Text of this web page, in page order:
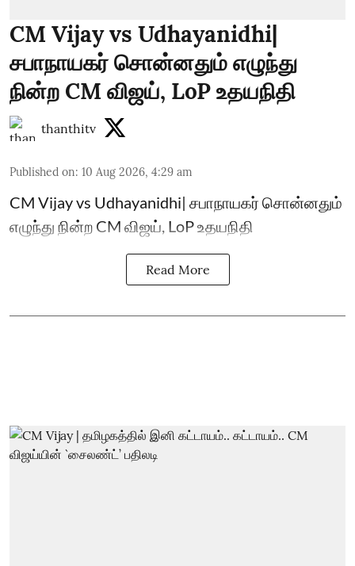
CM Vijay vs Udhayanidhi|
சபாநாயகர் சொன்னதும் எழுந்து
நின்ற CM விஜய், LoP உதயநிதி
thanthitv
Published on: 10 Aug 2026, 4:29 am
CM Vijay vs Udhayanidhi| சபாநாயகர் சொன்னதும்
எழுந்து நின்ற CM விஜய், LoP உதயநிதி
Read More